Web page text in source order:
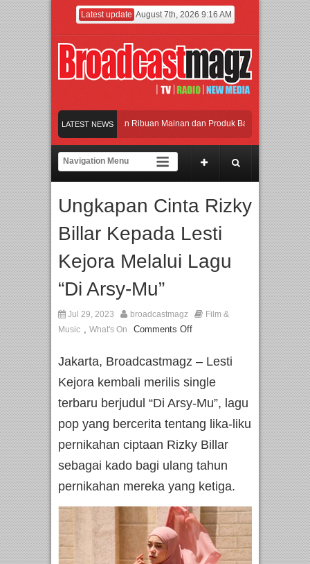
Latest update August 7th, 2026 9:16 AM
LATEST NEWS
Jakarta dengan Ribuan Mainan dan Produk Bayi dari Seluruh Dunia,
Gerbang Inovasi dan Peluang Bisnis Industri Gifts dan Housewares Asia
Perpaduan Warisan Dan Semangat Lokal, BIRKENSTOCK INDONESIA
Jakarta dengan Ribuan Mainan dan Produk Bayi dari Seluruh Dunia,
Ungkapan Cinta Rizky
Billar Kepada Lesti
Kejora Melalui Lagu
“Di Arsy-Mu”
Jul 29, 2023 broadcastmagz
Film &
Music , What's On Comments Off
Jakarta, Broadcastmagz – Lesti
Kejora kembali merilis single
terbaru berjudul “Di Arsy-Mu”, lagu
pop yang bercerita tentang lika-liku
pernikahan ciptaan Rizky Billar
sebagai kado bagi ulang tahun
pernikahan mereka yang ketiga.